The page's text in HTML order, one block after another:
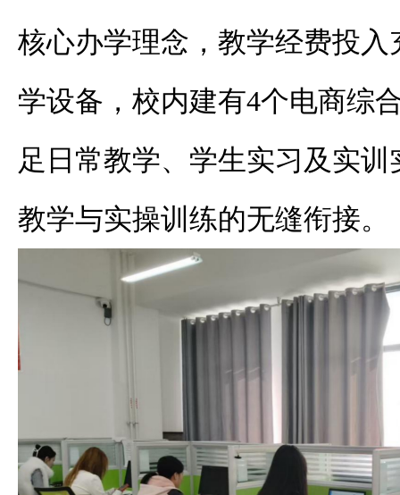
核心办学理念，教学经费投
学设备，校内建有4个电商综
足日常教学、学生实习及实
教学与实操训练的无缝衔接。